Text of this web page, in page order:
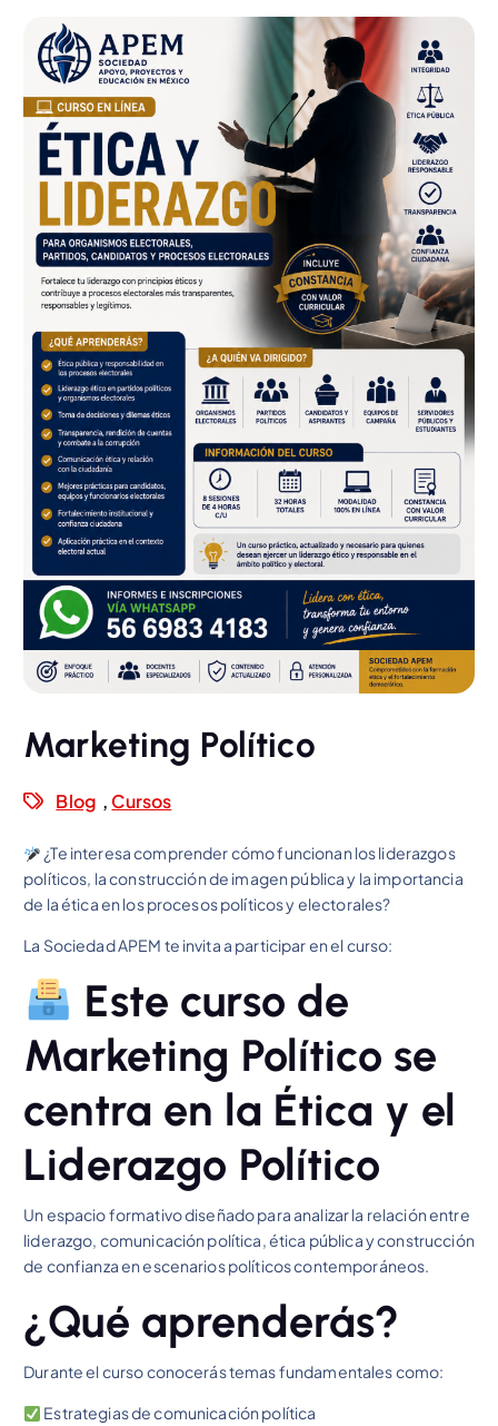
Marketing Político
Blog , Cursos
¿Te interesa comprender cómo funcionan los liderazgos
políticos, la construcción de imagen pública y la importancia
de la ética en los procesos políticos y electorales?
La Sociedad APEM te invita a participar en el curso:
Este curso de
Marketing Político se
centra en la Ética y el
Liderazgo Político
Un espacio formativo diseñado para analizar la relación entre
liderazgo, comunicación política, ética pública y construcción
de confianza en escenarios políticos contemporáneos.
¿Qué aprenderás?
Durante el curso conocerás temas fundamentales como:
Estrategias de comunicación política